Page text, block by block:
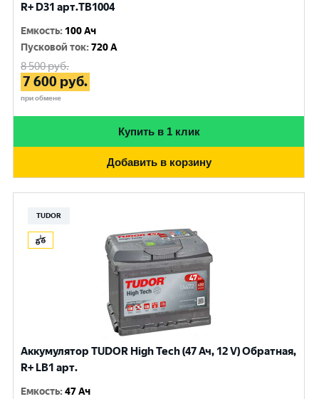
R+ D31 арт.TB1004
Емкость: 100 Ач
Пусковой ток:720 A
8 500руб.
7 600 руб.
при обмене
Купить в 1 клик
Добавить в корзину
TUDOR
Аккумулятор TUDOR High Tech (47 Ач, 12 V) Обратная,
R+ LB1 арт.
Емкость:47 Ач